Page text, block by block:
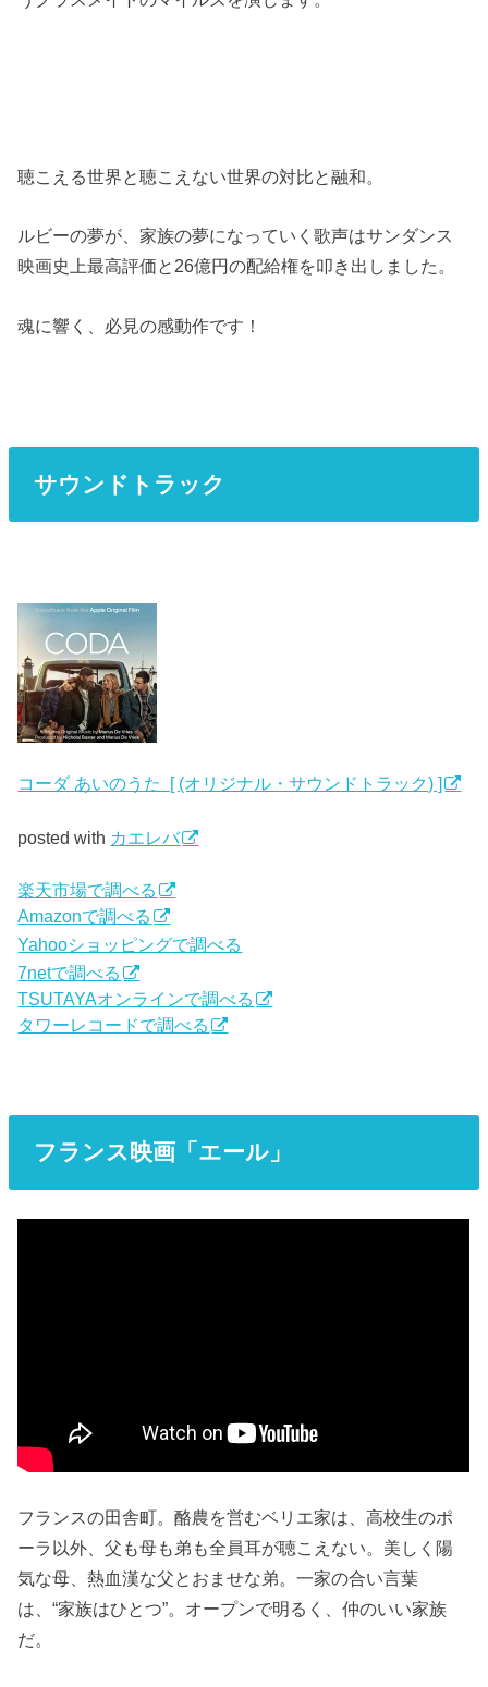
聴こえる世界と聴こえない世界の対比と融和。
ルビーの夢が、家族の夢になっていく歌声はサンダンス
映画史上最高評価と26億円の配給権を叩き出しました。
魂に響く、必見の感動作です！
サウンドトラック
コーダ あいのうた [ (オリジナル・サウンドトラック) ]
posted with カエレバ
楽天市場で調べる
Amazonで調べる
Yahooショッピングで調べる
7netで調べる
TSUTAYAオンラインで調べる
タワーレコードで調べる
フランス映画「エール」
フランスの田舎町。酪農を営むベリエ家は、高校生のポ
ーラ以外、父も母も弟も全員耳が聴こえない。美しく陽
気な母、熱血漢な父とおませな弟。一家の合い言葉
は、“家族はひとつ”。オープンで明るく、仲のいい家族
だ。